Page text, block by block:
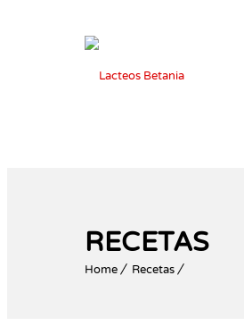
RECETAS
Home Recetas